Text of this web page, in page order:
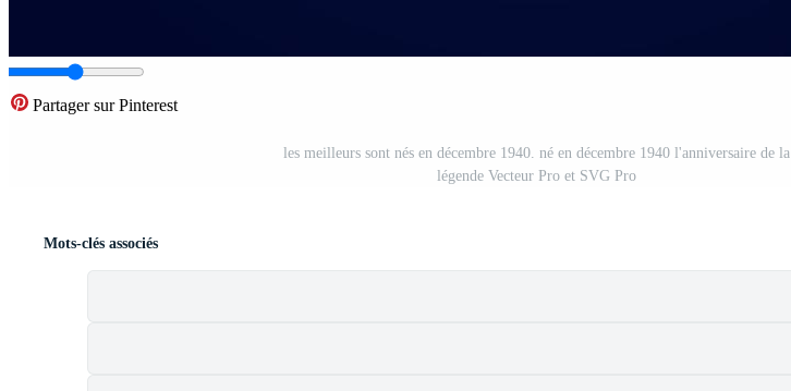
Partager sur Pinterest
les meilleurs sont nés en décembre 1940. né en décembre 1940 l'anniversaire de la
légende Vecteur Pro et SVG Pro
Mots-clés associés